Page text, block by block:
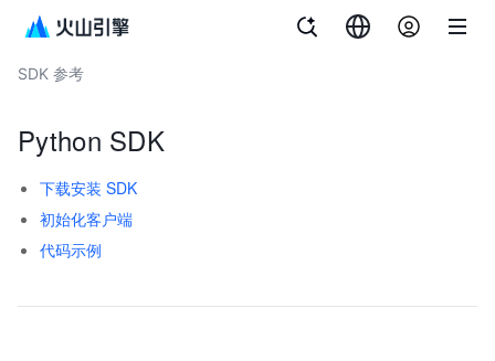
记忆库 Mem0
SDK 参考
Python SDK
下载安装 SDK
初始化客户端
代码示例